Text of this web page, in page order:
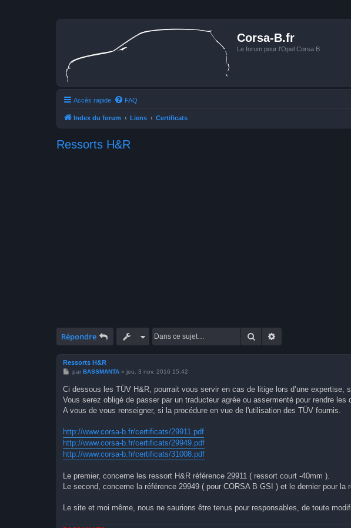
Corsa-B.fr
Le forum pour l'Opel Corsa B
Accès rapide FAQ
Index du forum Liens Certificats
Ressorts H&R
Répondre Rechercher
Ressorts H&R
M
s
a
e
par BASSMANTA» jeu. 3 nov. 2016 15:42
Ci dessous les TÜV H&R, pourrait vous servir en cas de litige lors d’une expertise,
Vous serez obligé de passer par un traducteur agrée ou assermenté pour rendre
A vous de vous renseigner, si la procédure en vue de l'utilisation des TÜV fournis.
http://www.corsa-b.fr/certificats/29911.pdf
http://www.corsa-b.fr/certificats/29949.pdf
http://www.corsa-b.fr/certificats/31008.pdf
Le premier, concerne les ressort H&R référence 29911 ( ressort court -40mm ).
Le second, concerne la référence 29949 ( pour CORSA B GSI ) et le dernier pour
Le site et moi même, nous ne saurions être tenus pour responsables, de toute